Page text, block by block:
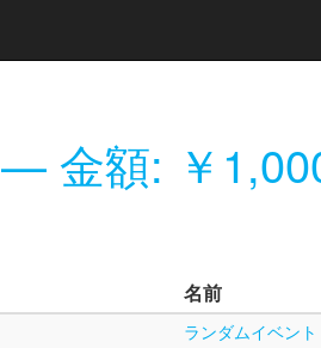
— 金額: ￥
名前
ランダムイベント